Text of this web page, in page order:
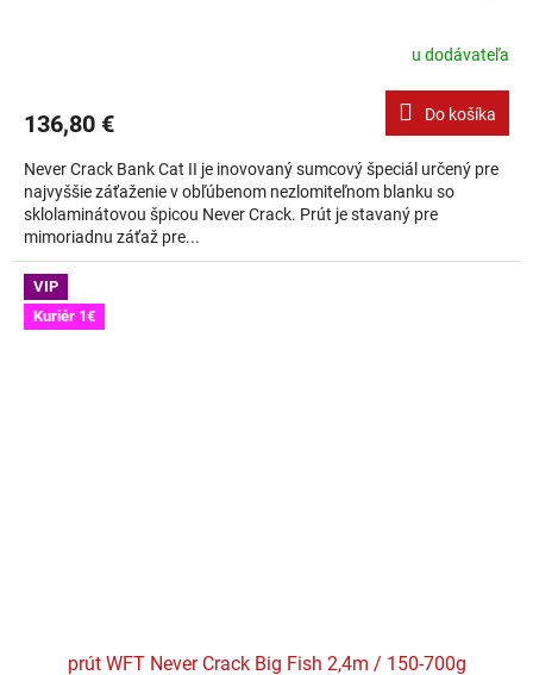
u dodávateľa
136,80 € Do košíka
Never Crack Bank Cat II je inovovaný sumcový špeciál určený pre
najvyššie záťaženie v obľúbenom nezlomiteľnom blanku so
sklolaminátovou špicou Never Crack. Prút je stavaný pre
mimoriadnu záťaž pre...
VIP
Kuriér 1€
prút WFT Never Crack Big Fish 2,4m / 150-700g